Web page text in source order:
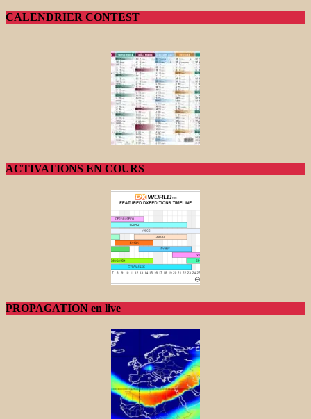
CALENDRIER CONTEST
ACTIVATIONS EN COURS
PROPAGATION en live